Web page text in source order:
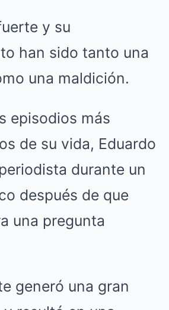
y su
han sido tanto una
una maldición.
episodios más
de su vida, Eduardo
durante un
después de que
una pregunta
generó una gran